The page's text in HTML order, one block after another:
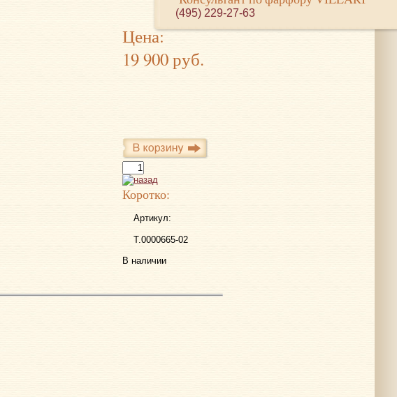
(495) 229-27-63
Цена:
19 900 руб.
Коротко:
Артикул:
Т.0000665-02
В наличии